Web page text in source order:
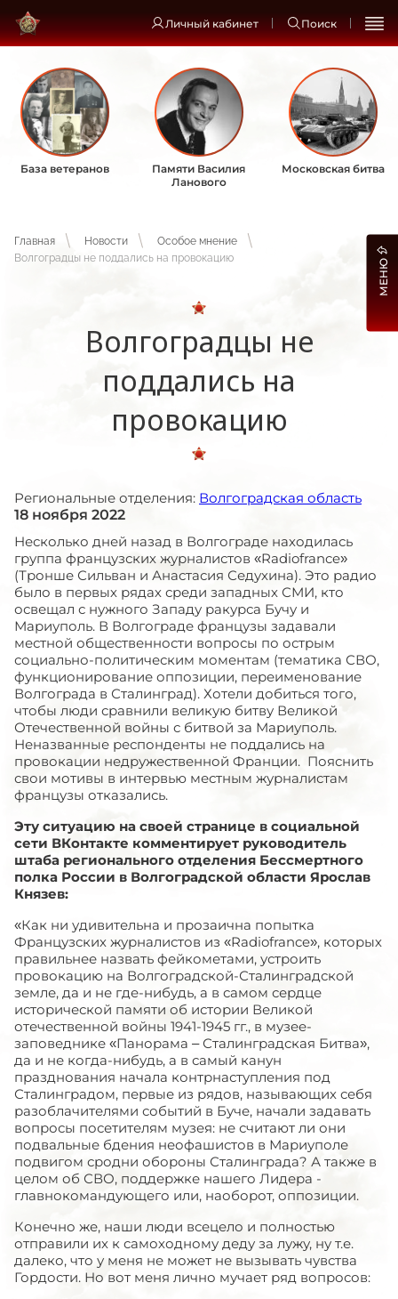
Личный кабинет Поиск
База ветеранов
Памяти Василия
Ланового
Московская битва
Главная Новости
Особое мнение
Волгоградцы не поддались на провокацию
Волгоградцы не
поддались на
провокацию
Региональные отделения: Волгоградская область
18 ноября 2022
Несколько дней назад в Волгограде находилась
группа французских журналистов «Radiofrance»
(Тронше Сильван и Анастасия Седухина). Это радио
было в первых рядах среди западных СМИ, кто
освещал с нужного Западу ракурса Бучу и
Мариуполь. В Волгограде французы задавали
местной общественности вопросы по острым
социально-политическим моментам (тематика СВО,
функционирование оппозиции, переименование
Волгограда в Сталинград). Хотели добиться того,
чтобы люди сравнили великую битву Великой
Отечественной войны с битвой за Мариуполь.
Неназванные респонденты не поддались на
провокации недружественной Франции. Пояснить
свои мотивы в интервью местным журналистам
французы отказались.
Эту ситуацию на своей странице в социальной
сети ВКонтакте комментирует руководитель
штаба регионального отделения Бессмертного
полка России в Волгоградской области Ярослав
Князев:
«Как ни удивительна и прозаична попытка
Французских журналистов из «Radiofrance», которых
правильнее назвать фейкометами, устроить
провокацию на Волгоградской-Сталинградской
земле, да и не где-нибудь, а в самом сердце
исторической памяти об истории Великой
отечественной войны 1941-1945 гг., в музее-
заповеднике «Панорама – Сталинградская Битва»,
да и не когда-нибудь, а в самый канун
празднования начала контрнаступления под
Сталинградом, первые из рядов, называющих себя
разоблачителями событий в Буче, начали задавать
вопросы посетителям музея: не считают ли они
подвальные бдения неофашистов в Мариуполе
подвигом сродни обороны Сталинграда? А также в
целом об СВО, поддержке нашего Лидера -
главнокомандующего или, наоборот, оппозиции.
Конечно же, наши люди всецело и полностью
отправили их к самоходному деду за лужу, ну т.е.
далеко, что у меня не может не вызывать чувства
Гордости. Но вот меня лично мучает ряд вопросов:
МЕНЮ